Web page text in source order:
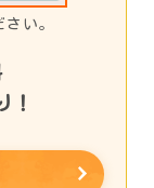
い。
！